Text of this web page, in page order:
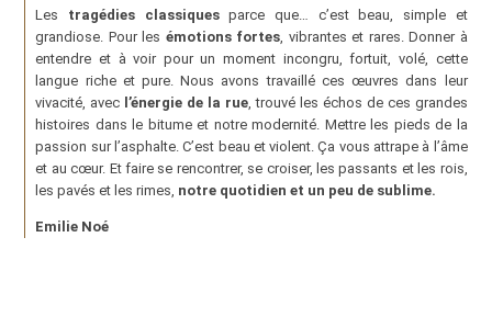
Les tragédies classiquesparce que… c’est beau, simple et
grandiose. Pour les émotions fortes , vibrantes et rares. Donner à
entendre et à voir pour un moment incongru, fortuit, volé, cette
langue riche et pure. Nous avons travaillé ces œuvres dans leur
vivacité, avec l’énergie de la rue , trouvé les échos de ces grandes
histoires dans le bitume et notre modernité. Mettre les pieds de la
passion sur l’asphalte. C’est beau et violent. Ça vous attrape à l’âme
et au cœur. Et faire se rencontrer, se croiser, les passants et les rois,
les pavés et les rimes, notre quotidien et un peu de sublime.
Emilie Noé